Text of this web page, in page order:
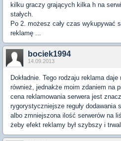
kilku graczy grających kilka h na
stałych.
Po 2. możesz cały czas wykupywać
reklamę ...
bociek1994
14.09.2013
Dokładnie. Tego rodzaju reklama
również, jednakże moim zdaniem na
cena reklamowania serwera jest
rygorystyczniejsze reguły dodawania
albo zmniejszona ilość serwerów na
żeby efekt reklamy był szybszy i